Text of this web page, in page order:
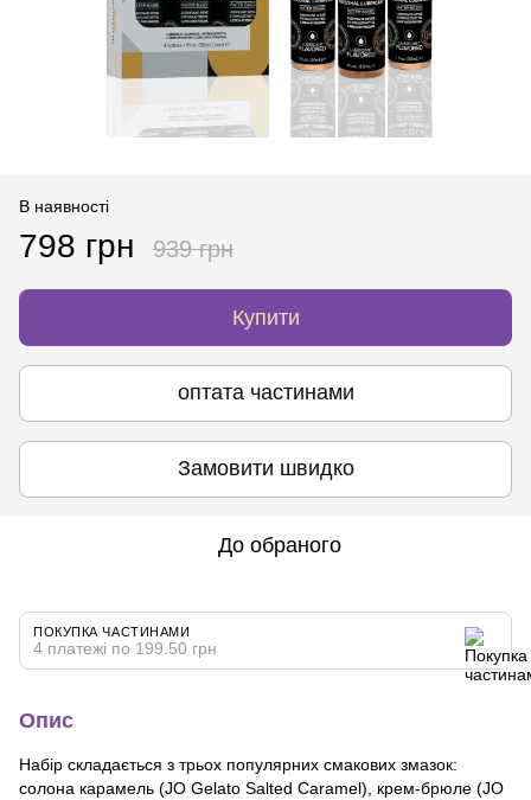
В наявності
798 грн 939 грн
Купити
оптата частинами
Замовити швидко
До обраного
ПОКУПКА ЧАСТИНАМИ
4 платежі по 199.50 грн
Опис
Набір складається з трьох популярних смакових змазок:
солона карамель (JO Gelato Salted Caramel), крем-брюле (JO